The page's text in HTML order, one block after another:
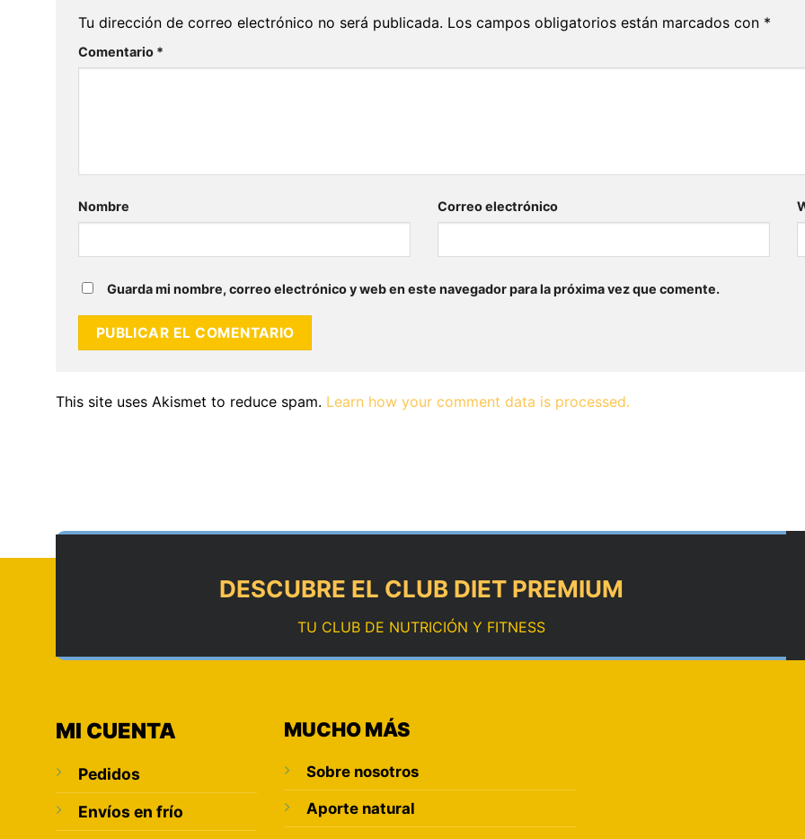
Tu dirección de correo electrónico no será publicada. Los campos obligatorios están marcados con *
Comentario *
Nombre Correo electrónico
Guarda mi nombre, correo electrónico y web en este navegador para la próxima vez que comente.
This site uses Akismet to reduce spam. Learn how your comment data is processed.
DESCUBRE EL CLUB DIET PREMIUM
TU CLUB DE NUTRICIÓN Y FITNESS
MI CUENTA
Pedidos
Envíos en frío
MUCHO MÁS
Sobre nosotros
Aporte natural